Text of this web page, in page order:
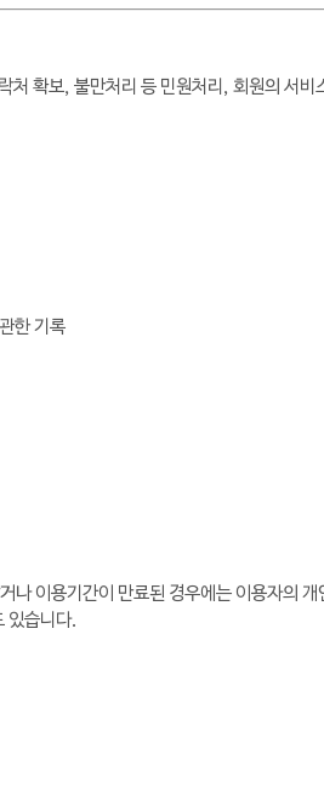
확보, 불만처리 등 민원처리, 회원의 서비
한 기록
이용기간이 만료된 경우에는 이용자의
있습니다.